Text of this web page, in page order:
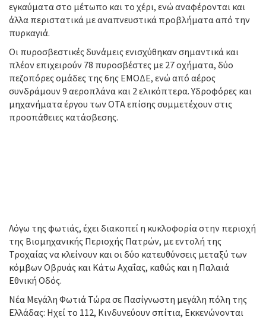
εγκαύματα στο μέτωπο και το χέρι, ενώ αναφέρονται και
άλλα περιστατικά με αναπνευστικά προβλήματα από την
πυρκαγιά.
Οι πυροσβεστικές δυνάμεις ενισχύθηκαν σημαντικά και
πλέον επιχειρούν 78 πυροσβέστες με 27 οχήματα, δύο
πεζοπόρες ομάδες της 6ης ΕΜΟΔΕ, ενώ από αέρος
συνδράμουν 9 αεροπλάνα και 2 ελικόπτερα. Υδροφόρες και
μηχανήματα έργου των ΟΤΑ επίσης συμμετέχουν στις
προσπάθειες κατάσβεσης.
Λόγω της φωτιάς, έχει διακοπεί η κυκλοφορία στην περιοχή
της Βιομηχανικής Περιοχής Πατρών, με εντολή της
Τροχαίας να κλείνουν και οι δύο κατευθύνσεις μεταξύ των
κόμβων Οβρυάς και Κάτω Αχαΐας, καθώς και η Παλαιά
Εθνική Οδός.
Νέα Μεγάλη Φωτιά Τώρα σε Πασίγνωστη μεγάλη πόλη της
Ελλάδας: Ηχεί το 112, Κινδυνεύουν σπίτια, Εκκενώνονται